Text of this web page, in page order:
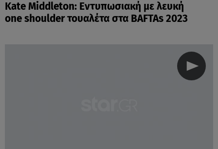
Kate Middleton: Εντυπωσιακή με λευκή
one shoulder τουαλέτα στα BAFTAs 2023